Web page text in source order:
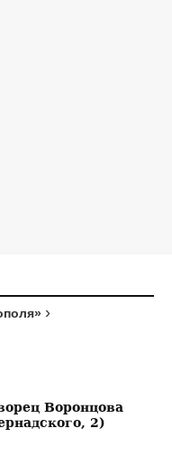
Воронцова
2)